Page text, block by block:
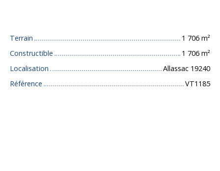
Terrain 1 706 m²
Constructible
1 706 m²
Localisation
Allassac 19240
Référence
VT1185